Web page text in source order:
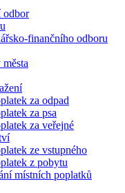
odbor
finančního odboru
za odpad
za psa
za veřejné
ze vstupného
z pobytu
místních poplatků